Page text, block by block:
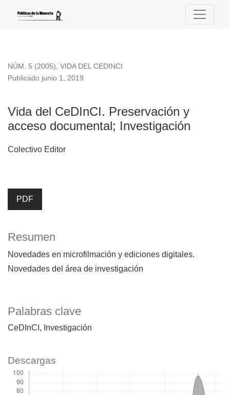
Vida del CeDInCI. Preservación y acceso documental;
NÚM. 5 (2005), VIDA DEL CEDINCI
Vida del CeDInCI. Preservación y
acceso documental; Investigación
Publicado junio 1, 2019
Colectivo Editor
PDF
Palabras clave
CeDInCI Investigación
Resumen
Novedades en microfilmación y ediciones digitales.
Novedades del área de investigación
Descargas